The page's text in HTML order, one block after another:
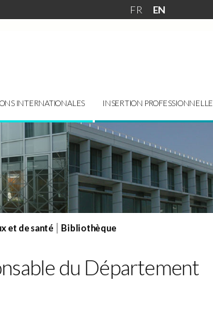
FR EN
INTERNATIONALES INSERTION PROFESSIONNELLE
et de santé | Bibliothèque
du Département